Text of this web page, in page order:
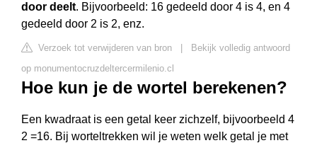
door deelt. Bijvoorbeeld: 16 gedeeld door 4 is 4, en 4
gedeeld door 2 is 2, enz.
Verzoek tot verwijderen van bron
Bekijk volledig antwoord
op monumentocruzdeltercermilenio.cl
Hoe kun je de wortel berekenen?
Een kwadraat is een getal keer zichzelf, bijvoorbeeld 4
2 =16. Bij worteltrekken wil je weten welk getal je met